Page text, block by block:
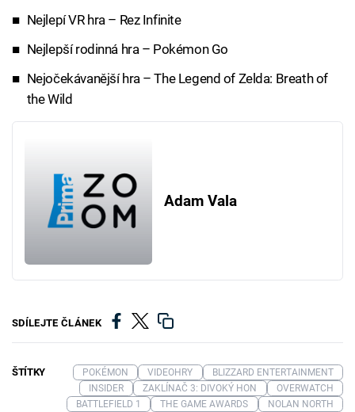
Nejlepí VR hra – Rez Infinite
Nejlepší rodinná hra – Pokémon Go
Nejočekávanější hra – The Legend of Zelda: Breath of
the Wild
Adam Vala
SDÍLEJTE ČLÁNEK
ŠTÍTKY POKÉMON VIDEOHRY
BLIZZARD ENTERTAINMENT
INSIDER
ZAKLÍNAČ 3: DIVOKÝ HON
OVERWATCH
BATTLEFIELD 1
THE GAME AWARDS NOLAN NORTH